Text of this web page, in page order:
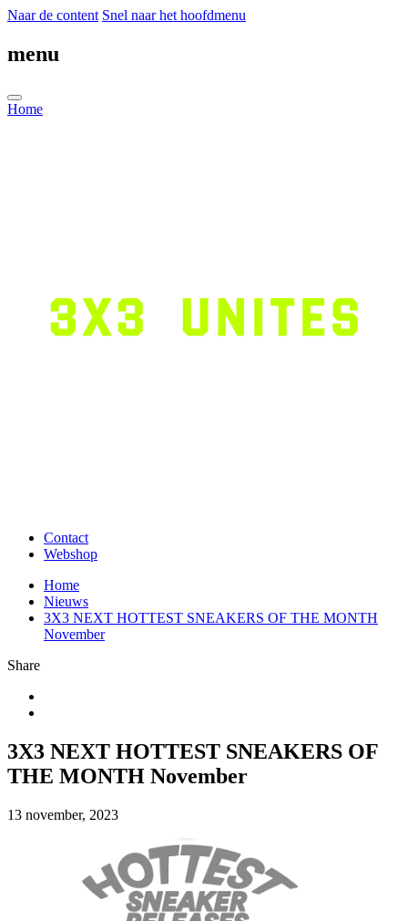
Naar de content Snel naar het hoofdmenu
menu
Home
Contact
Webshop
Home
Nieuws
3X3 NEXT HOTTEST SNEAKERS OF THE MONTH
November
Share
3X3 NEXT HOTTEST SNEAKERS OF
THE MONTH November
13 november, 2023